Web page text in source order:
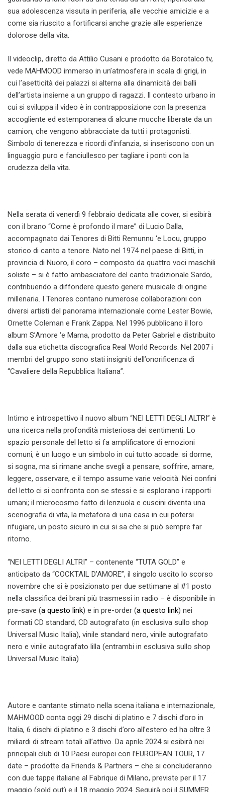
sua adolescenza vissuta in periferia, alle vecchie amicizie e a
come sia riuscito a fortificarsi anche grazie alle esperienze
dolorose della vita.
Il videoclip, diretto da Attilio Cusani e prodotto da Borotalco.tv,
vede MAHMOOD immerso in un’atmosfera in scala di grigi, in
cui l’asetticità dei palazzi si alterna alla dinamicità dei balli
dell’artista insieme a un gruppo di ragazzi. Il contesto urbano in
cui si sviluppa il video è in contrapposizione con la presenza
accogliente ed estemporanea di alcune mucche liberate da un
camion, che vengono abbracciate da tutti i protagonisti.
Simbolo di tenerezza e ricordi d’infanzia, si inseriscono con un
linguaggio puro e fanciullesco per tagliare i ponti con la
crudezza della vita.
Nella serata di venerdì 9 febbraio dedicata alle cover, si esibirà
con il brano “Come è profondo il mare” di Lucio Dalla,
accompagnato dai Tenores di Bitti Remunnu ‘e Locu, gruppo
storico di canto a tenore. Nato nel 1974 nel paese di Bitti, in
provincia di Nuoro, il coro – composto da quattro voci maschili
soliste – si è fatto ambasciatore del canto tradizionale Sardo,
contribuendo a diffondere questo genere musicale di origine
millenaria. I Tenores contano numerose collaborazioni con
diversi artisti del panorama internazionale come Lester Bowie,
Ornette Coleman e Frank Zappa. Nel 1996 pubblicano il loro
album S’Amore ‘e Mama, prodotto da Peter Gabriel e distribuito
dalla sua etichetta discografica Real World Records. Nel 2007 i
membri del gruppo sono stati insigniti dell’onorificenza di
“Cavaliere della Repubblica Italiana”.
Intimo e introspettivo il nuovo album “NEI LETTI DEGLI ALTRI” è
una ricerca nella profondità misteriosa dei sentimenti. Lo
spazio personale del letto si fa amplificatore di emozioni
comuni, è un luogo e un simbolo in cui tutto accade: si dorme,
si sogna, ma si rimane anche svegli a pensare, soffrire, amare,
leggere, osservare, e il tempo assume varie velocità. Nei confini
del letto ci si confronta con se stessi e si esplorano i rapporti
umani; il microcosmo fatto di lenzuola e cuscini diventa una
scenografia di vita, la metafora di una casa in cui potersi
rifugiare, un posto sicuro in cui si sa che si può sempre far
ritorno.
“NEI LETTI DEGLI ALTRI” – contenente “TUTA GOLD” e
anticipato da “COCKTAIL D’AMORE”, il singolo uscito lo scorso
novembre che si è posizionato per due settimane al #1 posto
nella classifica dei brani più trasmessi in radio – è disponibile in
pre-save (a questo link) e in pre-order (a questo link) nei
formati CD standard, CD autografato (in esclusiva sullo shop
Universal Music Italia), vinile standard nero, vinile autografato
nero e vinile autografato lilla (entrambi in esclusiva sullo shop
Universal Music Italia)
Autore e cantante stimato nella scena italiana e internazionale,
MAHMOOD conta oggi 29 dischi di platino e 7 dischi d’oro in
Italia, 6 dischi di platino e 3 dischi d’oro all’estero ed ha oltre 3
miliardi di stream totali all’attivo. Da aprile 2024 si esibirà nei
principali club di 10 Paesi europei con l’EUROPEAN TOUR, 17
date – prodotte da Friends & Partners – che si concluderanno
con due tappe italiane al Fabrique di Milano, previste per il 17
maggio (sold out) e il 18 maggio 2024. Seguirà poi il SUMMER